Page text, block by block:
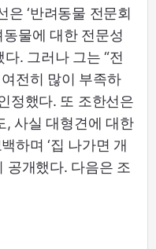
은 ‘반려동물 전문회
동물에 대한 전문성
. 그러나 그는 “전
전히 많이 부족하
정했다. 또 조한선은
, 사실 대형견에 대한
하며 ‘집 나가면 개
공개했다. 다음은 조